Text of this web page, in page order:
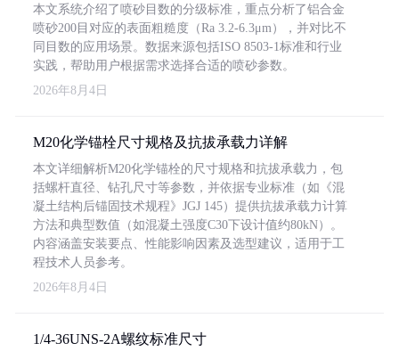
本文系统介绍了喷砂目数的分级标准，重点分析了铝合金
喷砂200目对应的表面粗糙度（Ra 3.2-6.3μm），并对比不
同目数的应用场景。数据来源包括ISO 8503-1标准和行业
实践，帮助用户根据需求选择合适的喷砂参数。
2026年8月4日
M20化学锚栓尺寸规格及抗拔承载力详解
本文详细解析M20化学锚栓的尺寸规格和抗拔承载力，包
括螺杆直径、钻孔尺寸等参数，并依据专业标准（如《混
凝土结构后锚固技术规程》JGJ 145）提供抗拔承载力计算
方法和典型数值（如混凝土强度C30下设计值约80kN）。
内容涵盖安装要点、性能影响因素及选型建议，适用于工
程技术人员参考。
2026年8月4日
1/4-36UNS-2A螺纹标准尺寸